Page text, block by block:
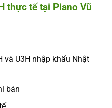
thực tế tại Piano Vũ
và U3H nhập khẩu Nhật
bán